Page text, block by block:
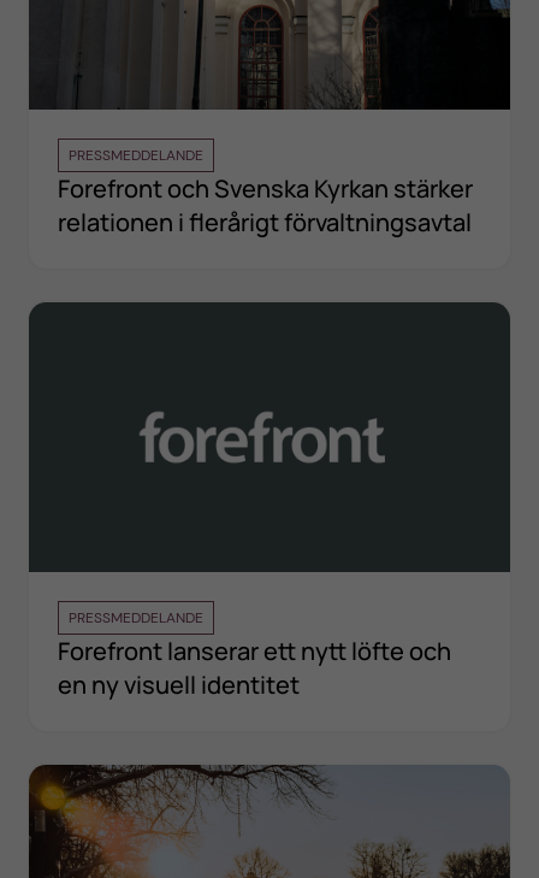
PRESSMEDDELANDE
Forefront och Svenska Kyrkan stärker
relationen i flerårigt förvaltningsavtal
PRESSMEDDELANDE
Forefront lanserar ett nytt löfte och
en ny visuell identitet